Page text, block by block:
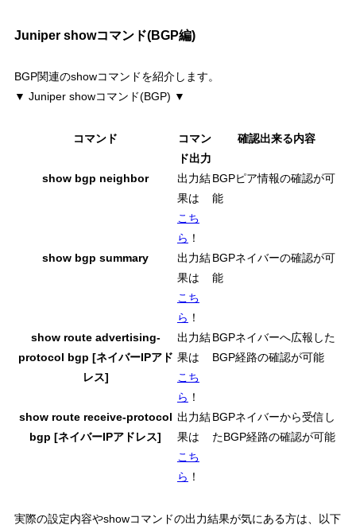
Juniper showコマンド(BGP編)
BGP関連のshowコマンドを紹介します。
▼ Juniper showコマンド(BGP) ▼
コマンド
コマン
ド出力
確認出来る内容
show bgp neighbor
出力結
果は
こち
ら ！
BGPピア情報の確認が可
能
show bgp summary
出力結
果は
こち
ら ！
BGPネイバーの確認が可
能
show route advertising-
protocol bgp [ネイバーIPアド
レス]
出力結
果は
こち
ら ！
BGPネイバーへ広報した
BGP経路の確認が可能
show route receive-protocol
bgp [ネイバーIPアドレス]
出力結
果は
こち
ら ！
BGPネイバーから受信し
たBGP経路の確認が可能
実際の設定内容やshowコマンドの出力結果が気にある方は、以下